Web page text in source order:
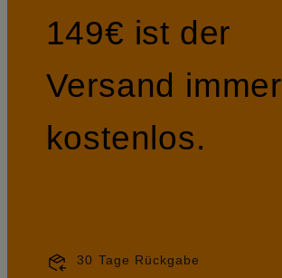
149€ ist der
Versand immer
kostenlos.
30 Tage Rückgabe